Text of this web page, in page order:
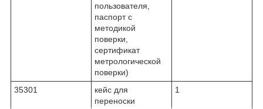
пользователя,
паспорт с
методикой
поверки,
сертификат
метрологической
поверки)
35301
кейс для
переноски
1